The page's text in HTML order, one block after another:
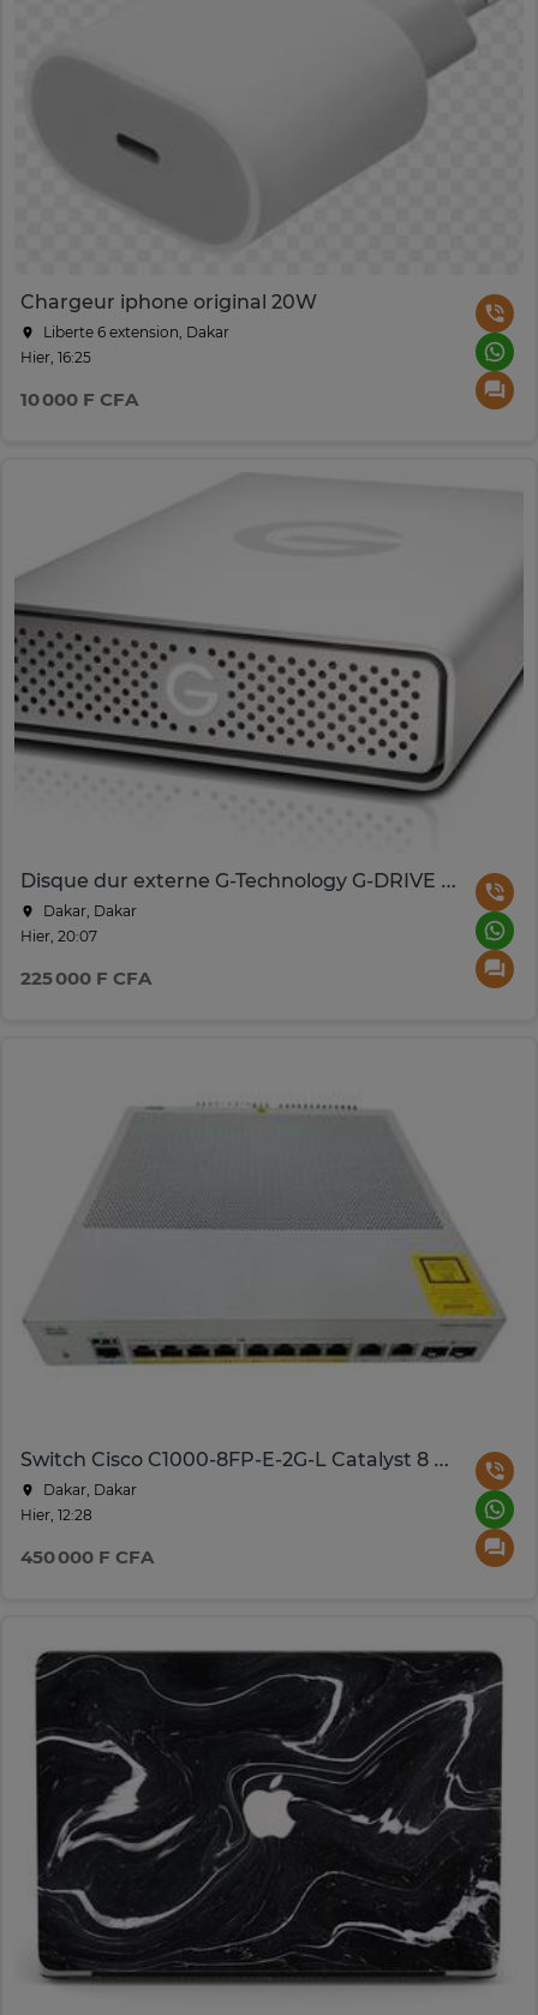
Chargeur iphone original 20W
Liberte 6 extension, Dakar
Hier, 16:25
10 000 F CFA
Disque dur externe G-Technology G-DRIVE 10To USB-C
Dakar, Dakar
Hier, 20:07
225 000 F CFA
Switch Cisco C1000-8FP-E-2G-L Catalyst 8 PoE+
Dakar, Dakar
Hier, 12:28
450 000 F CFA